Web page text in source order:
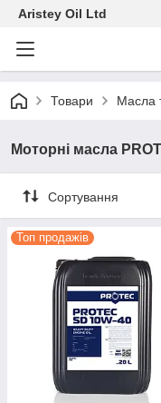
Aristey Oil Ltd
Товари Масла
Моторні масла
Сортування
Топ продажів